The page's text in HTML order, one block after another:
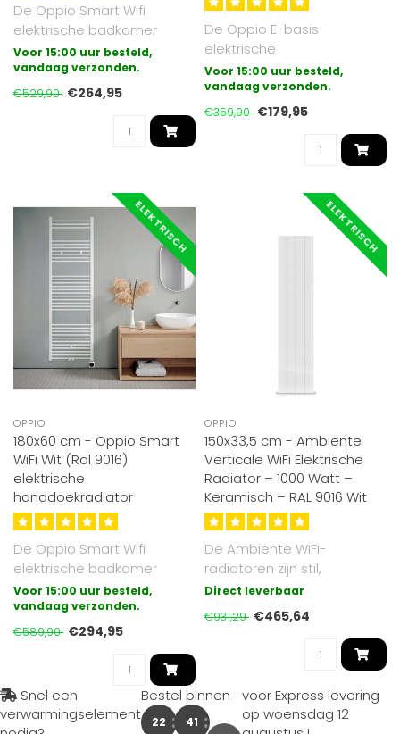
De Oppio Smart Wifi
elektrische badkamer
radiator met draadloze
bediening (wifi ..
Voor 15:00 uur besteld,
vandaag verzonden.
€529,90 €264,95
De Oppio E-basis
elektrische
badkamerradiator is de
meest eenvoudige vorm
van el..
Voor 15:00 uur besteld,
vandaag verzonden.
€359,90 €179,95
ELEKTRISCH
OPPIO
180x60 cm - Oppio Smart
WiFi Wit (Ral 9016)
elektrische
handdoekradiator
De Oppio Smart Wifi
elektrische badkamer
radiator met draadloze
bediening (wifi ..
Voor 15:00 uur besteld,
vandaag verzonden.
€589,90 €294,95
ELEKTRISCH
OPPIO
150x33,5 cm - Ambiente
Verticale WiFi Elektrische
Radiator – 1000 Watt –
Keramisch – RAL 9016 Wit
De Ambiente WiFi-
radiatoren zijn stil,
energiezuinig en eenvoudig
te installeren..
Direct leverbaar
€931,29 €465,64
Snel een
verwarmingselement
Bestel binnen
22
41
voor Express levering
op woensdag 12